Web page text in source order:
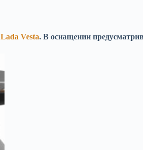
Lada Vesta. В оснащении